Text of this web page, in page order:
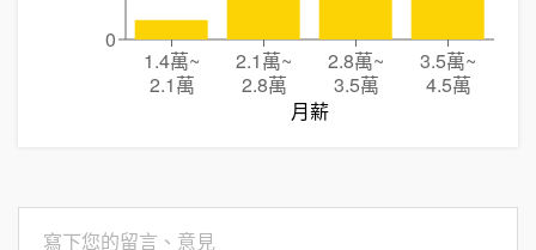
1.4萬~
2.1萬
2.1萬~
2.8萬
2.8萬~
3.5萬
3.5萬~
4.5萬
月薪
0